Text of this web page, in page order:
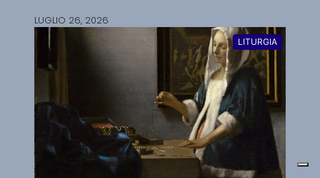
LUGLIO 26, 2026
LITURGIA